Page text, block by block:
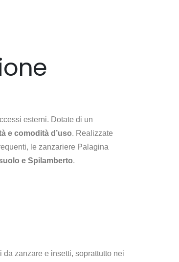
esterni. Dotate di un
e comodità d’uso. Realizzate
le zanzariere Palagina
e Spilamberto.
zanzare e insetti, soprattutto nei